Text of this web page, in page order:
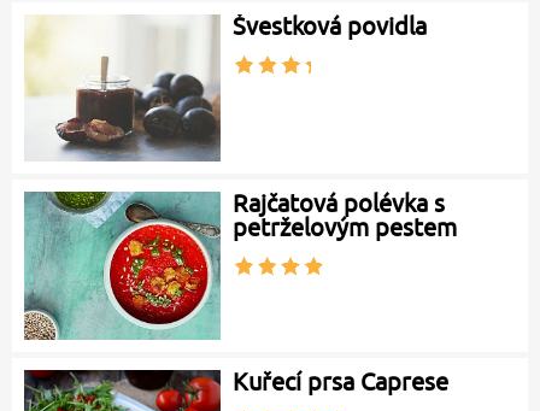
Švestková povidla
Rajčatová polévka s
petrželovým pestem
Kuřecí prsa Caprese